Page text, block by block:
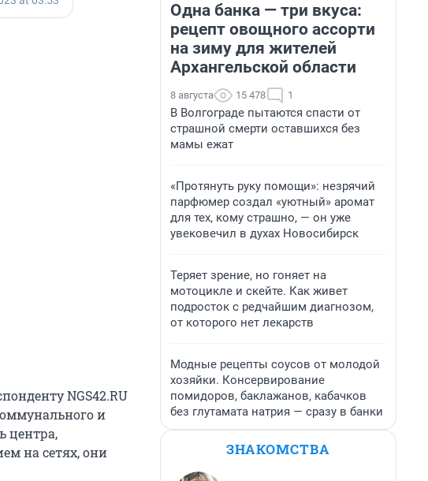
NGS42.RU
и
центра,
на сетях, они
Одна банка — три вкуса:
рецепт овощного ассорти
на зиму для жителей
Архангельской области
8 августа 15 478 1
В Волгограде пытаются спасти от
страшной смерти оставшихся без
мамы ежат
«Протянуть руку помощи»: незрячий
парфюмер создал «уютный» аромат
для тех, кому страшно, — он уже
увековечил в духах Новосибирск
Теряет зрение, но гоняет на
мотоцикле и скейте. Как живет
подросток с редчайшим диагнозом,
от которого нет лекарств
Модные рецепты соусов от молодой
хозяйки. Консервирование
помидоров, баклажанов, кабачков
без глутамата натрия — сразу в банки
ЗНАКОМСТВА